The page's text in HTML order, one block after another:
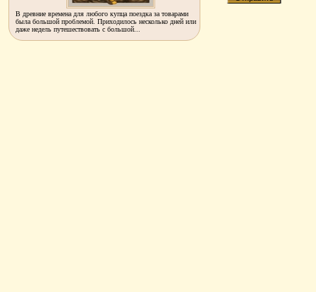
В древние времена для любого купца поездка за товарами
была большой проблемой. Приходилось несколько дней или
даже недель путешествовать с большой...